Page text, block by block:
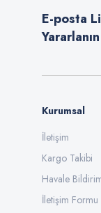
Ürün fiyatı
Bu ürüne
E-posta
Yararlanın
Kurumsal
İletişim
Kargo Takibi
Havale
İletişim Formu